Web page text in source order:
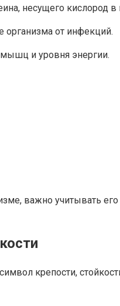
несущего кислород в
организма от инфекций.
и уровня энергии.
важно учитывать
крепости,